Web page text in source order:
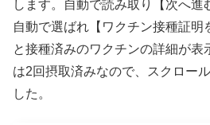
します。自動で読み取り【次へ進
自動で選ばれ【ワクチン接種証明
と接種済みのワクチンの詳細が表
は2回摂取済みなので、スクロー
した。